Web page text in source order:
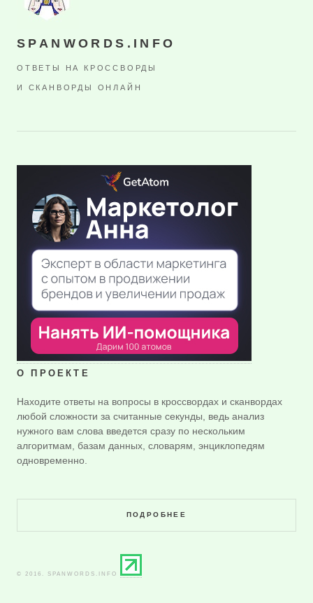
SPANWORDS.INFO
ОТВЕТЫ НА КРОССВОРДЫ
И СКАНВОРДЫ ОНЛАЙН
О ПРОЕКТЕ
Находите ответы на вопросы в кроссвордах и сканвордах
любой сложности за считанные секунды, ведь анализ
нужного вам слова введется сразу по нескольким
алгоритмам, базам данных, словарям, энциклопедям
одновременно.
ПОДРОБНЕЕ
© 2016. SPANWORDS.INFO